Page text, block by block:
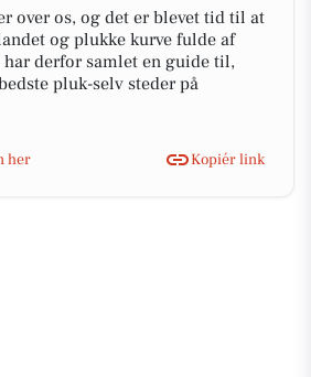
over os, og det er blevet tid til at
og plukke kurve fulde af
derfor samlet en guide til,
pluk-selv steder på
her Kopiér link